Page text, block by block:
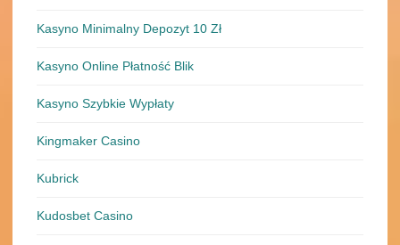
Kasyno Minimalny Depozyt 10 Zł
Kasyno Online Płatność Blik
Kasyno Szybkie Wypłaty
Kingmaker Casino
Kubrick
Kudosbet Casino